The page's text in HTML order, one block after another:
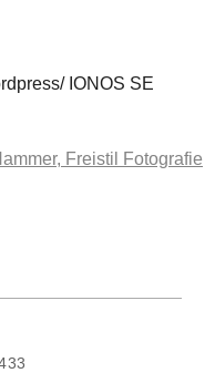
IONOS SE
Freistil Fotografie